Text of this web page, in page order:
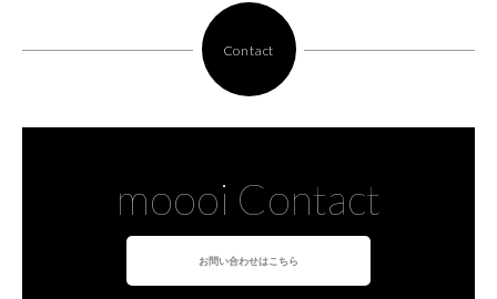
Contact
moooi Contact
お問い合わせはこちら